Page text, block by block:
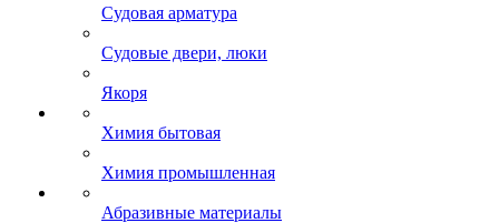
Судовая арматура
Судовые двери, люки
Якоря
Химия бытовая
Химия промышленная
Абразивные материалы